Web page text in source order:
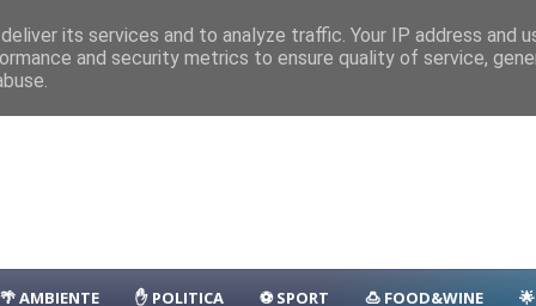
persone CASTELLO-MILAZZO
🌴 AMBIENTE ✋ POLITICA ⚽ SPORT 🍮 FOOD&WINE
its services and to analyze traffic. Your IP address and
and security metrics to ensure quality of service,